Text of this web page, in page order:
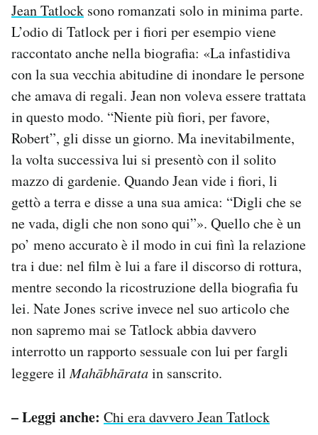
Jean Tatlock sono romanzati solo in minima parte.
L’odio di Tatlock per i fiori per esempio viene
raccontato anche nella biografia: «La infastidiva
con la sua vecchia abitudine di inondare le persone
che amava di regali. Jean non voleva essere trattata
in questo modo. “Niente più fiori, per favore,
Robert”, gli disse un giorno. Ma inevitabilmente,
la volta successiva lui si presentò con il solito
mazzo di gardenie. Quando Jean vide i fiori, li
gettò a terra e disse a una sua amica: “Digli che se
ne vada, digli che non sono qui”». Quello che è un
po’ meno accurato è il modo in cui finì la relazione
tra i due: nel film è lui a fare il discorso di rottura,
mentre secondo la ricostruzione della biografia fu
lei. Nate Jones scrive invece nel suo articolo che
non sapremo mai se Tatlock abbia davvero
interrotto un rapporto sessuale con lui per fargli
leggere ilMahābhāratain sanscrito.
– Leggi anche: Chi era davvero Jean Tatlock